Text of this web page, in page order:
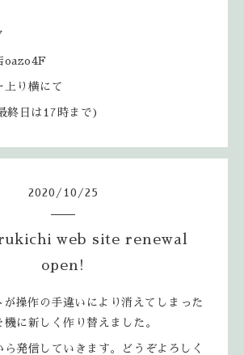
oazo4F
上り横にて
終日は17時まで)
2020 / 10 / 25
web site renewal
open!
操作の手違いにより消えてしまった
機に新しく作り替えました。
ら発信していきます。どうぞよろしく